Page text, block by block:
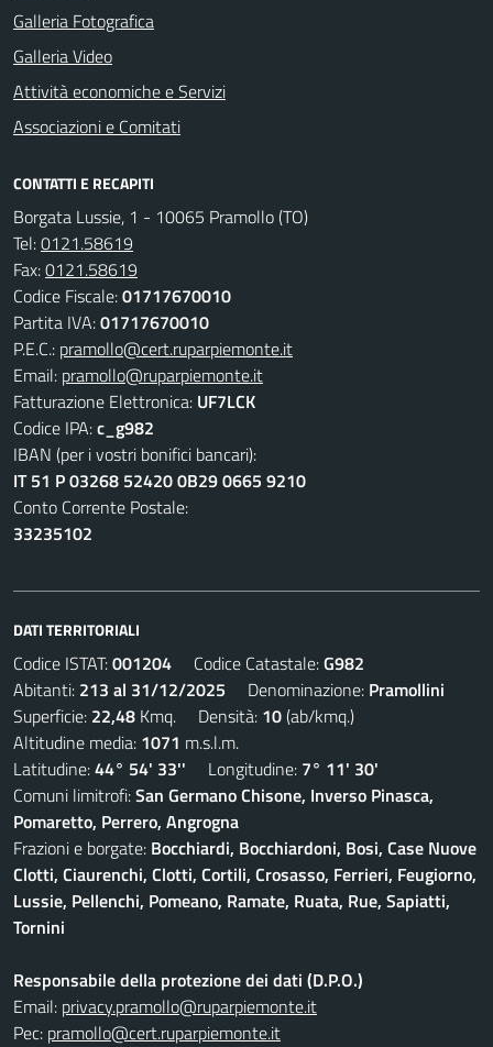
Galleria Fotografica
Galleria Video
Attività economiche e Servizi
Associazioni e Comitati
CONTATTI E RECAPITI
Borgata Lussie, 1 - 10065 Pramollo (TO)
Tel:0121.58619
Fax:0121.58619
Codice Fiscale:01717670010
Partita IVA:01717670010
P.E.C.: pramollo@cert.ruparpiemonte.it
Email: pramollo@ruparpiemonte.it
Fatturazione Elettronica: UF7LCK
Codice IPA:c_g982
IBAN (per i vostri bonifici bancari):
IT 51 P 03268 52420 0B29 0665 9210
Conto Corrente Postale:
33235102
DATI TERRITORIALI
Codice ISTAT:001204 Codice Catastale:G982
Abitanti: 213 al 31/12/2025 Denominazione: Pramollini
Superficie: 22,48 Kmq. Densità: 10(ab/kmq.)
Altitudine media: 1071 m.s.l.m.
Latitudine:44° 54' 33'' Longitudine: 7° 11' 30'
Comuni limitrofi:San Germano Chisone, Inverso Pinasca,
Pomaretto, Perrero, Angrogna
Frazioni e borgate: Bocchiardi, Bocchiardoni, Bosi, Case Nuove
Clotti, Ciaurenchi, Clotti, Cortili, Crosasso, Ferrieri, Feugiorno,
Lussie, Pellenchi, Pomeano, Ramate, Ruata, Rue, Sapiatti,
Tornini
Responsabile della protezione dei dati (D.P.O.)
Email: privacy.pramollo@ruparpiemonte.it
Pec: pramollo@cert.ruparpiemonte.it